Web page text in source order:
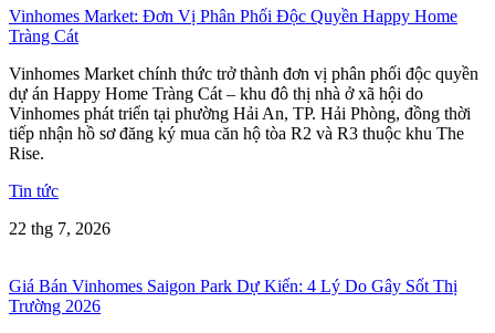
Vinhomes Market: Đơn Vị Phân Phối Độc Quyền Happy Home
Tràng Cát
Vinhomes Market chính thức trở thành đơn vị phân phối độc quyền
dự án Happy Home Tràng Cát – khu đô thị nhà ở xã hội do
Vinhomes phát triển tại phường Hải An, TP. Hải Phòng, đồng thời
tiếp nhận hồ sơ đăng ký mua căn hộ tòa R2 và R3 thuộc khu The
Rise.
Tin tức
22 thg 7, 2026
Giá Bán Vinhomes Saigon Park Dự Kiến: 4 Lý Do Gây Sốt Thị
Trường 2026